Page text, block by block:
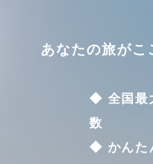
あなたの旅がこ
◆ 全国最
数
◆ かんた